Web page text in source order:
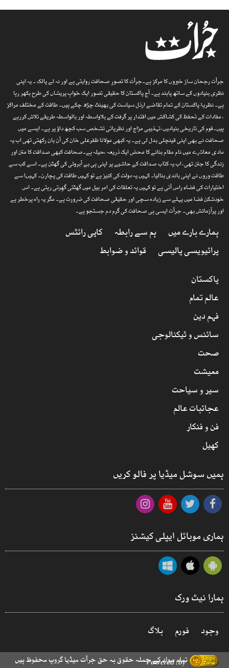
جرأت رجحان ساز خبروں کا مرکز ہے۔جرأت کا تصورِ صحافت روایتی ہے اور نہ لے پالک ۔ یہ اپنی
نظری بنیادوں کے ساتھ پابند ہے۔ آج پاکستان کا حقیقی تصور ایک خوابِ پریشاں کی طرح بکھر رہا
ہے۔ نظریۂ پاکستان کے تمام تقاضے ارذل سیاست کی بھینٹ چڑھ چکے ہیں۔ طاقت کے مختلف مراکز
، مفادات کے تحفظ کی کشاکش میں اقتدار پر گرفت کے بلاواسطہ اور بالواسطہ طریقے تلاش کررہے
ہیں۔قوم کی تاریخی بنیادیں، تہذیبی مزاج اور نظریاتی تشخص سب کچھ داؤ پر ہے۔ ایسے میں
صحافت نے بھی اپنی قینچلی بدل لی ہے۔ یہ کبھی مولانا ظفرعلی خان کی آن بان رکھتی تھی اب یہ
مادی معاشرے میں نام مقام بنانے کا محض ایک ذریعہ ،حیلہ ہے۔صحافت کبھی صداقت کا متن اور
زندگی کا جتن تھی، اب یہ کتاب صداقت کے حاشیے پر اپنی ہی بے آبروئی کی گھٹن ہے۔ اسے کب سے
طاقت وروں نے اپنی باندی بنالیا۔ کہیں یہ دولت کی کنیز ہے تو کہیں طاقت کی پچارن۔ کہیںا سے
اختیارات کی فضاء راس آتی ہے تو کہیں یہ تعلقات کی امر بیل میں گھٹتی گھِرتی رہتی ہے۔ اس
خودشکن فضا میں پہلے سے زیادہ سچی اور حقیقی صحافت کی ضرورت ہے۔ مگر یہ راہ پرخطر ہے
اور پرآزمائش بھی۔ جرأت ایسی ہی صحافت کی گرم دم جستجو ہے۔
ہمارے بارے میں ہم سے رابطہ
کاپی رائٹس
پرائیویسی پالیسی
قوائد و ضوابط
پاکستان
عالم تمام
فہم دین
سائنس و ٹیکنالوجی
صحت
معیشت
سیر و سیاحت
عجائبات عالم
فن و فنکار
کھیل
ہمیں سوشل میڈیا پر فالو کریں
ہماری موبائل ایپلی کیشنز
ہمارا نیٹ ورک
وجود فورم بلاگ
Powered by © 2026 - تمام مواد کے جملہ حقوق بہ حق جرأت میڈیا گروپ محفوظ ہیں